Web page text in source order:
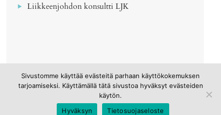
Liikkeenjohdon konsultti LJK
Sivustomme käyttää evästeitä parhaan käyttökokemuksen
tarjoamiseksi. Käyttämällä tätä sivustoa hyväksyt evästeiden
käytön.
Hyväksyn
Tietosuojaseloste